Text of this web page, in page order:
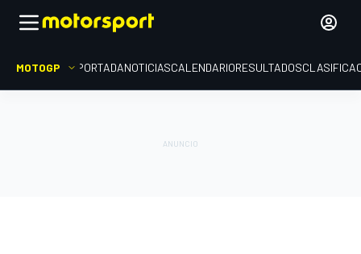
MOTOGP PORTADANOTICIASCALENDARIORESULTADOS